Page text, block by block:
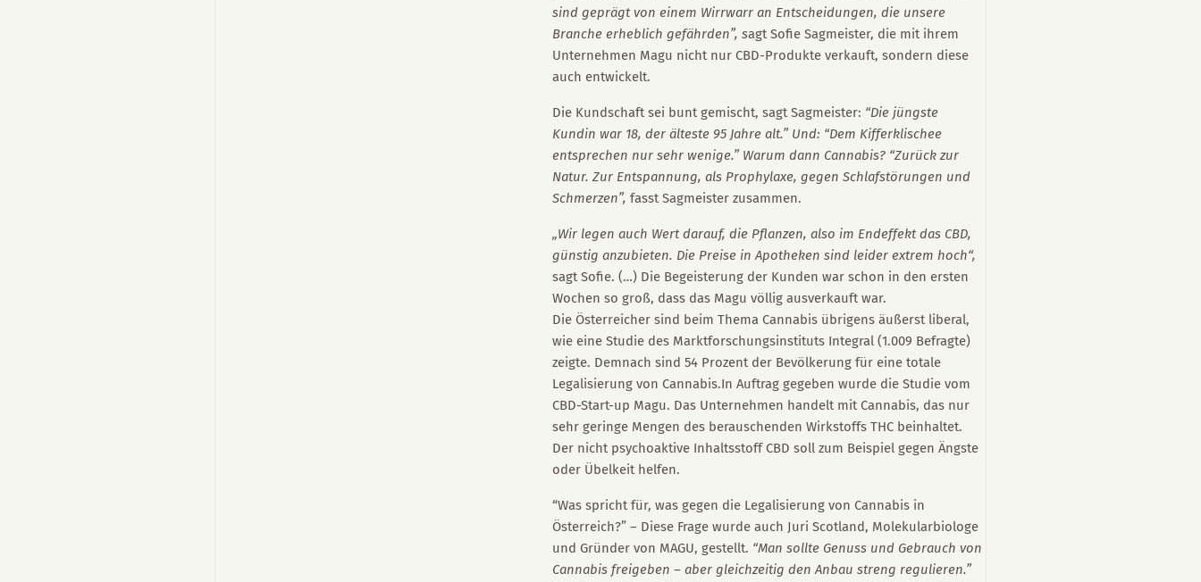
sind geprägt von einem Wirrwarr an Entscheidungen, die unsere
Branche erheblich gefährden”, sagt Sofie Sagmeister, die mit ihrem
Unternehmen Magu nicht nur CBD-Produkte verkauft, sondern diese
auch entwickelt.
Die Kundschaft sei bunt gemischt, sagt Sagmeister: “Die jüngste
Kundin war 18, der älteste 95 Jahre alt.” Und: “Dem Kifferklischee
entsprechen nur sehr wenige.” Warum dann Cannabis? “Zurück zur
Natur. Zur Entspannung, als Prophylaxe, gegen Schlafstörungen und
Schmerzen”,fasst Sagmeister zusammen.
„Wir legen auch Wert darauf, die Pflanzen, also im Endeffekt das CBD,
günstig anzubieten. Die Preise in Apotheken sind leider extrem hoch“,
sagt Sofie. (…) Die Begeisterung der Kunden war schon in den ersten
Wochen so groß, dass das Magu völlig ausverkauft war.
Die Österreicher sind beim Thema Cannabis übrigens äußerst liberal,
wie eine Studie des Marktforschungsinstituts Integral (1.009 Befragte)
zeigte. Demnach sind 54 Prozent der Bevölkerung für eine totale
Legalisierung von Cannabis.In Auftrag gegeben wurde die Studie vom
CBD-Start-up Magu. Das Unternehmen handelt mit Cannabis, das nur
sehr geringe Mengen des berauschenden Wirkstoffs THC beinhaltet.
Der nicht psychoaktive Inhaltsstoff CBD soll zum Beispiel gegen Ängste
oder Übelkeit helfen.
“Was spricht für, was gegen die Legalisierung von Cannabis in
Österreich?” – Diese Frage wurde auch Juri Scotland, Molekularbiologe
und Gründer von MAGU, gestellt. “Man sollte Genuss und Gebrauch von
Cannabis freigeben – aber gleichzeitig den Anbau streng regulieren.”